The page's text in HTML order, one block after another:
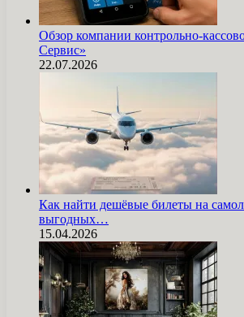
Обзор компании контрольно-
Сервис»
22.07.2026
Как найти дешёвые билеты на
выгодных…
15.04.2026